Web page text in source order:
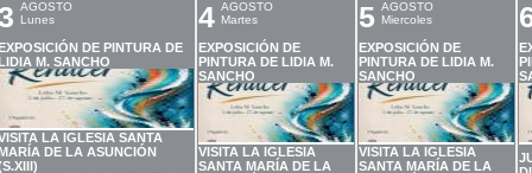
AGOSTO
Lunes
DE PINTURA DE
M. SANCHO
LA IGLESIA SANTA
DE LA ASUNCIÓN
4 AGOSTO
Martes
EXPOSICIÓN DE
PINTURA DE LIDIA M.
SANCHO
VISITA LA IGLESIA
SANTA MARÍA DE LA
5 AGOSTO
Miercoles
EXPOSICIÓN DE
PINTURA DE LIDIA M.
SANCHO
VISITA LA IGLESIA
SANTA MARÍA DE LA